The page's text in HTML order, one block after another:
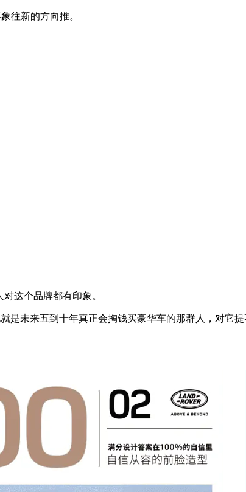
往新的方向推。
这个品牌都有印象。
是未来五到十年真正会掏钱买豪华车的那群人，对它